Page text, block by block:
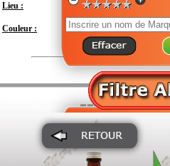
Lieu : Royaume-Uni - Écosse
Couleur :